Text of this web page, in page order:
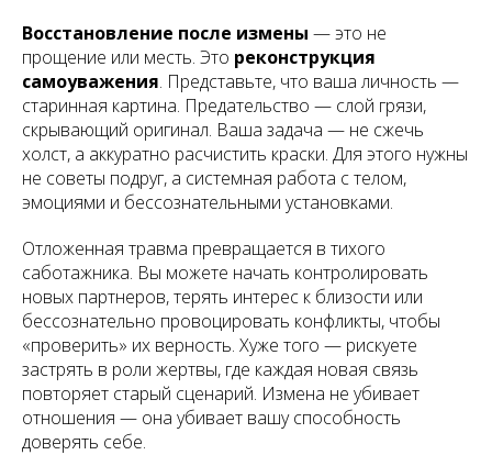
Восстановление после измены — это не
прощение или месть. Это реконструкция
самоуважения. Представьте, что ваша личность —
старинная картина. Предательство — слой грязи,
скрывающий оригинал. Ваша задача — не сжечь
холст, а аккуратно расчистить краски. Для этого нужны
не советы подруг, а системная работа с телом,
эмоциями и бессознательными установками.
Отложенная травма превращается в тихого
саботажника. Вы можете начать контролировать
новых партнеров, терять интерес к близости или
бессознательно провоцировать конфликты, чтобы
«проверить» их верность. Хуже того — рискуете
застрять в роли жертвы, где каждая новая связь
повторяет старый сценарий. Измена не убивает
отношения — она убивает вашу способность
доверять себе.